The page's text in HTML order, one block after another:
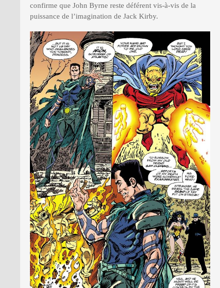
confirme que John Byrne reste déférent vis-à-vis de la
puissance de l’imagination de Jack Kirby.